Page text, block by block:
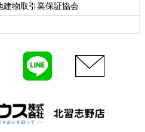
建物取引業保証協会
Facebook